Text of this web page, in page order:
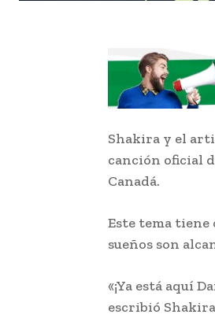
Shakira y el
canción oficial
Canadá.
Este tema
sueños son
«¡Ya está aquí
escribió